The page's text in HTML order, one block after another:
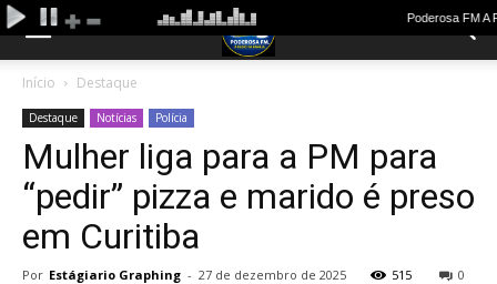
Início Destaque
Destaque Notícias Polícia
Mulher liga para a PM para
“pedir” pizza e marido é preso
em Curitiba
Por Estágiario Graphing - 27 de dezembro de 2025 515 0